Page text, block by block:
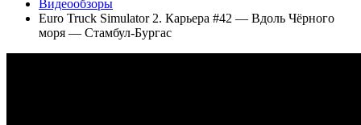
Видеообзоры
Euro Truck Simulator 2. Карьера #42 — Вдоль Чёрного
моря — Стамбул-Бургас